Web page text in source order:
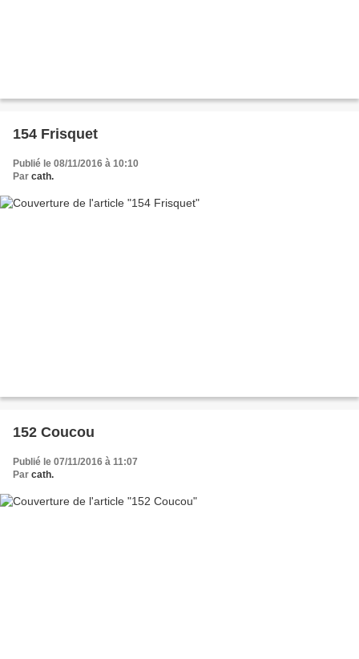
154 Frisquet
Publié le 08/11/2016 à 10:10
Par cath.
152 Coucou
Publié le 07/11/2016 à 11:07
Par cath.